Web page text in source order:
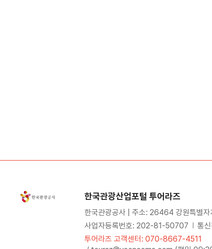
한국관광산업포털 투어라즈
한국관광공사 | 주소: 26464 강원특별자
사업자등록번호: 202-81-50707
통
투어라즈 고객센터: 070-8667-4511